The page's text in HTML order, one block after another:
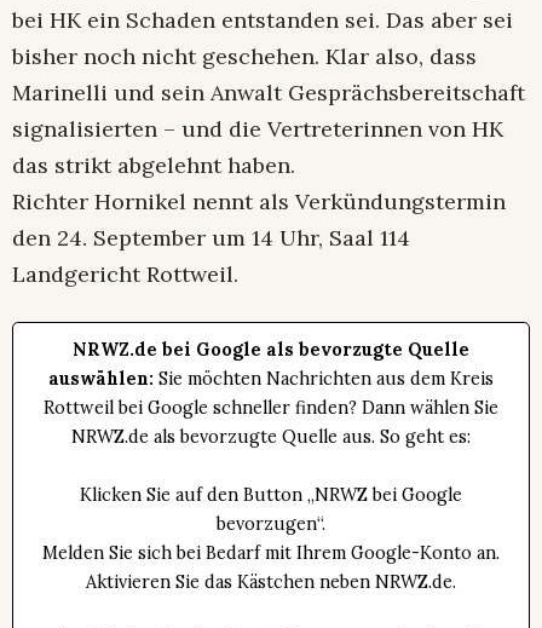
bei HK ein Schaden entstanden sei. Das aber sei
bisher noch nicht geschehen. Klar also, dass
Marinelli und sein Anwalt Gesprächsbereitschaft
signalisierten – und die Vertreterinnen von HK
das strikt abgelehnt haben.
Richter Hornikel nennt als Verkündungstermin
den 24. September um 14 Uhr, Saal 114
Landgericht Rottweil.
NRWZ.de bei Google als bevorzugte Quelle
auswählen: Sie möchten Nachrichten aus dem Kreis
Rottweil bei Google schneller finden? Dann wählen Sie
NRWZ.de als bevorzugte Quelle aus. So geht es:
Klicken Sie auf den Button „NRWZ bei Google
bevorzugen“.
Melden Sie sich bei Bedarf mit Ihrem Google-Konto an.
Aktivieren Sie das Kästchen neben NRWZ.de.